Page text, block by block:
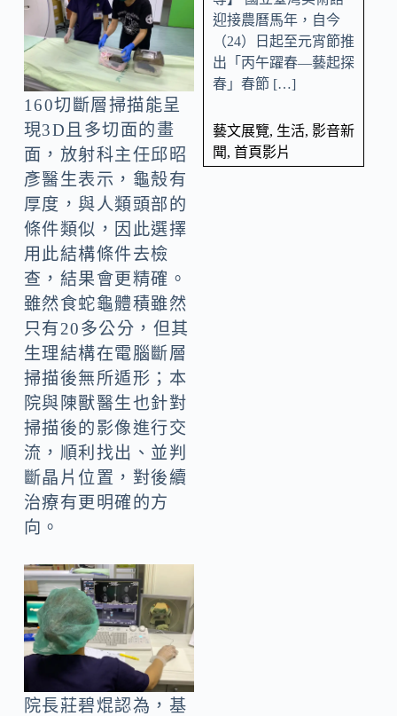
160切斷層掃描能呈
現3D且多切面的畫
面，放射科主任邱昭
彥醫生表示，龜殼有
厚度，與人類頭部的
條件類似，因此選擇
用此結構條件去檢
查，結果會更精確。
雖然食蛇龜體積雖然
只有20多公分，但其
生理結構在電腦斷層
掃描後無所遁形；本
院與陳獸醫生也針對
掃描後的影像進行交
流，順利找出、並判
斷晶片位置，對後續
治療有更明確的方
向。
院長莊碧焜認為，基
迎接農曆馬年，自今
（24）日起至元宵節推
出「丙午躍春—藝起探
春」春節 […]
藝文展覽, 生活, 影音新
聞, 首頁影片